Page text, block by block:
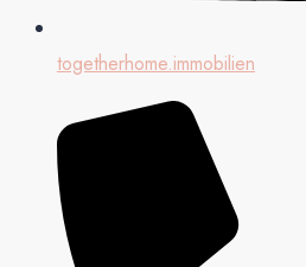
togetherhome.immobilien